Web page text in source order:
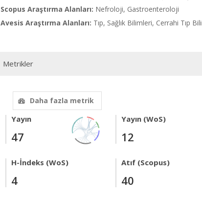
Scopus Araştırma Alanları: Nefroloji, Gastroenteroloji
Avesis Araştırma Alanları: Tıp, Sağlık Bilimleri, Cerrahi Tıp
Metrikler
Daha fazla metrik
Yayın
47
Yayın (WoS)
12
H-İndeks (WoS)
4
Atıf (Scopus)
40